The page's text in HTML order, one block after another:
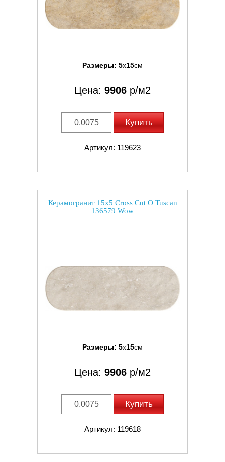
Размеры: 5x15см
Цена: 9906 р/м2
Купить
Артикул: 119623
Керамогранит 15x5 Cross Cut O Tuscan
136579 Wow
Размеры: 5x15см
Цена: 9906 р/м2
Купить
Артикул: 119618